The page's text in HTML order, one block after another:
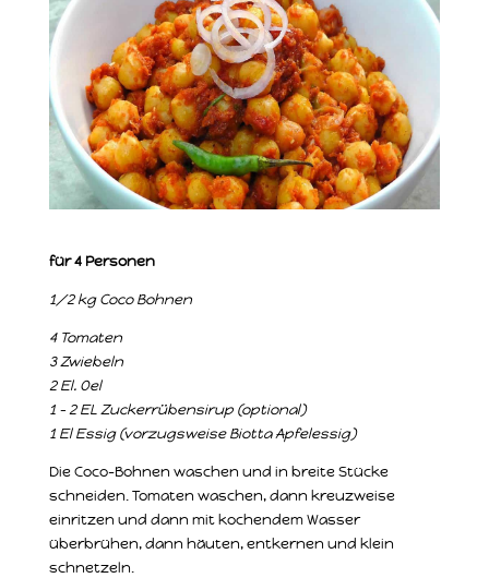
für 4 Personen
1/2 kg Coco Bohnen
4 Tomaten
3 Zwiebeln
2 El. Oel
1 – 2 EL Zuckerrübensirup (optional)
1 El Essig (vorzugsweise Biotta Apfelessig)
Die Coco-Bohnen waschen und in breite Stücke
schneiden. Tomaten waschen, dann kreuzweise
einritzen und dann mit kochendem Wasser
überbrühen, dann häuten, entkernen und klein
schnetzeln.